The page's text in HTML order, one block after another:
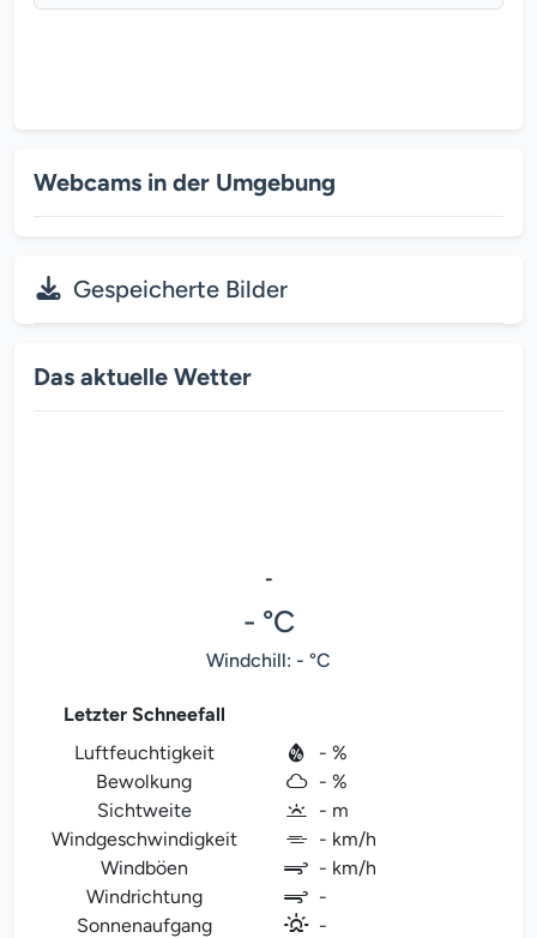
Webcams in der Umgebung
Gespeicherte Bilder
Das aktuelle Wetter
-
- °C
Windchill: - °C
Letzter Schneefall
Luftfeuchtigkeit
- %
Bewolkung
- %
Sichtweite
- m
Windgeschwindigkeit
- km/h
Windböen
- km/h
Windrichtung
-
Sonnenaufgang
-